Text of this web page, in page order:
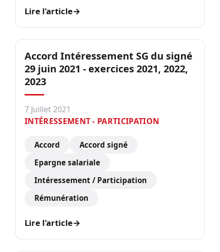
Lire l'article→
Accord Intéressement SG du signé
29 juin 2021 - exercices 2021, 2022,
2023
7 Juillet 2021
INTÉRESSEMENT - PARTICIPATION
Accord
Accord signé
Epargne salariale
Intéressement / Participation
Rémunération
Lire l'article→